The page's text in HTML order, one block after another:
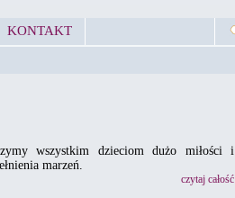
KONTAKT
wszystkim dzieciom dużo miłości i
marzeń.
czytaj całość